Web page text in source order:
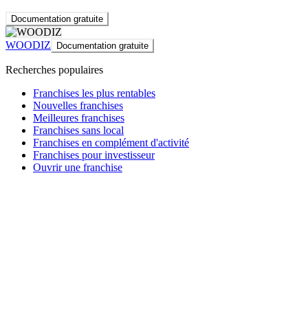
Documentation gratuite
WOODIZ Documentation gratuite
Recherches populaires
Franchises les plus rentables
Nouvelles franchises
Meilleures franchises
Franchises sans local
Franchises en complément d'activité
Franchises pour investisseur
Ouvrir une franchise